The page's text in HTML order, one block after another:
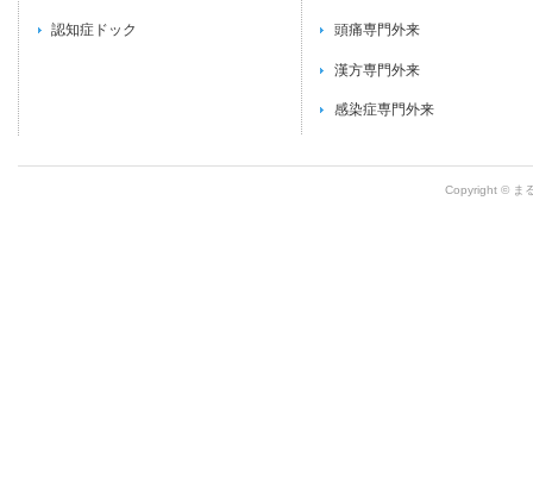
認知症ドック 頭痛専門外来
漢方専門外来
感染症専門外来
Copyright © ま